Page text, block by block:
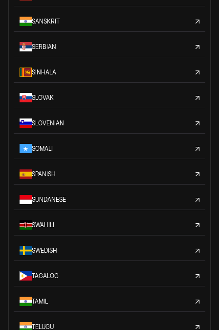
SANSKRIT
SERBIAN
SINHALA
SLOVAK
SLOVENIAN
SOMALI
SPANISH
SUNDANESE
SWAHILI
SWEDISH
TAGALOG
TAMIL
TELUGU